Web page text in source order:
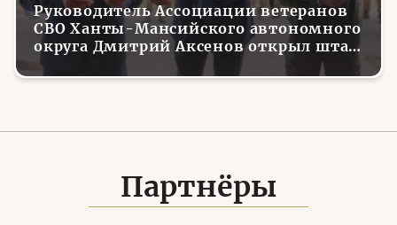
Руководитель Ассоциации ветеранов
СВО Ханты-Мансийского автономного
округа Дмитрий Аксенов открыл штаб
местного отделения организации в
Советском
Партнёры